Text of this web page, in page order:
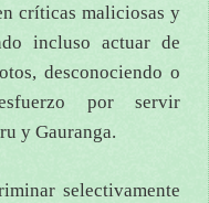
críticas maliciosas y
incluso actuar de
desconociendo o
por servir
y Gauranga.
selectivamente